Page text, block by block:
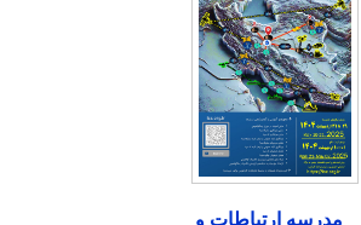
مدرسه ارتباطات و